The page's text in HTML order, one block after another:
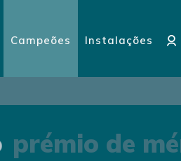
Campeões Instalações
prémio de